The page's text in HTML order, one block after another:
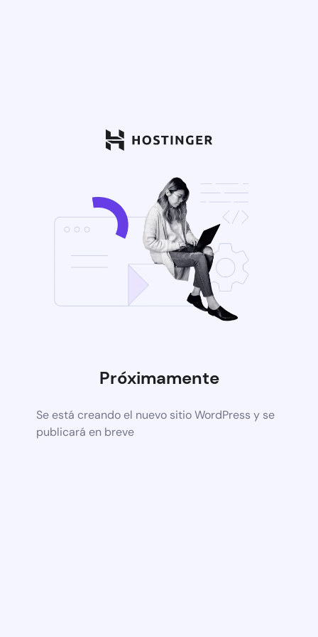
Próximamente
Se está creando el nuevo sitio WordPress y se
publicará en breve